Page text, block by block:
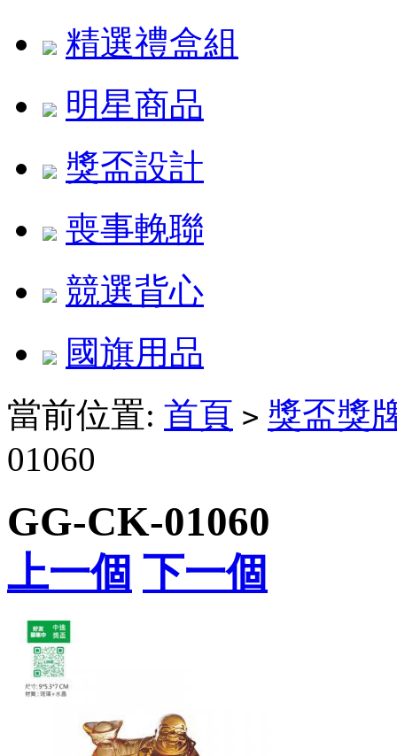
精選禮盒組
明星商品
獎盃設計
喪事輓聯
競選背心
國旗用品
當前位置: 首頁 > 獎盃獎
01060
GG-CK-01060
上一個 下一個